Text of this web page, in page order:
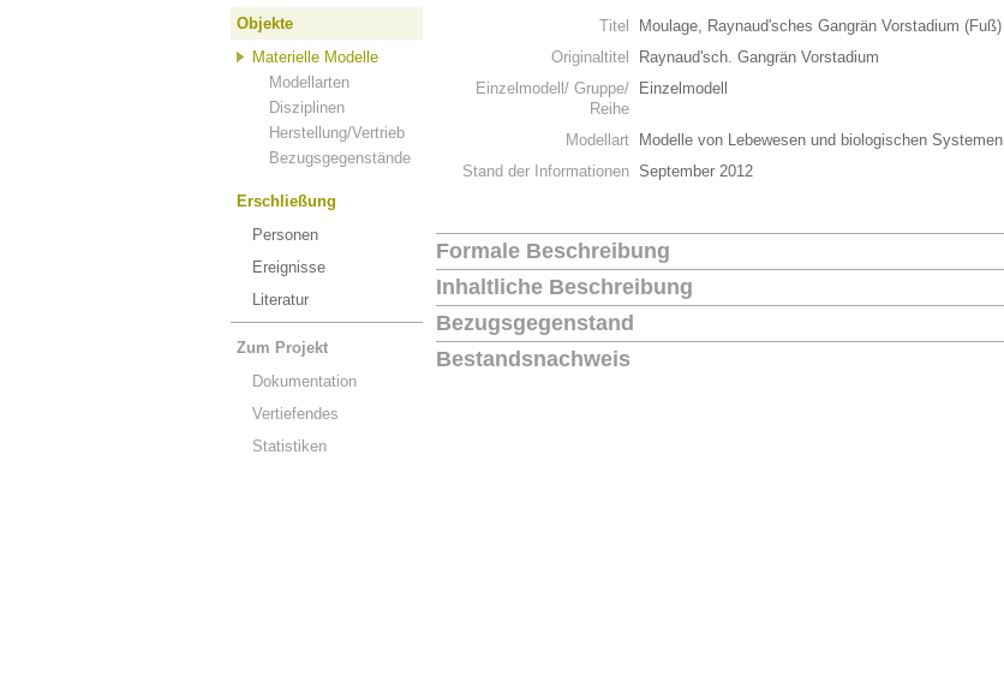
Objekte
Materielle Modelle
Modellarten
Disziplinen
Herstellung/Vertrieb
Bezugsgegenstände
Erschließung
Personen
Ereignisse
Literatur
Zum Projekt
Dokumentation
Vertiefendes
Statistiken
Titel
Moulage, Raynaud'sches Gangrän Vorstadium (Fuß)
Originaltitel
Raynaud'sch. Gangrän Vorstadium
Einzelmodell/ Gruppe/
Reihe
Einzelmodell
Modellart
Modelle von Lebewesen und biologischen Systemen
Stand der Informationen September 2012
Formale Beschreibung
Inhaltliche Beschreibung
Bezugsgegenstand
Bestandsnachweis